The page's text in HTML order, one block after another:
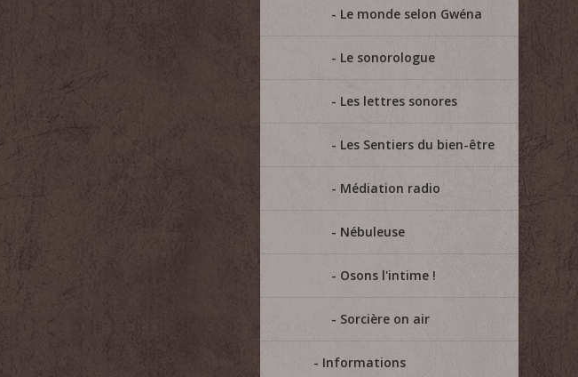
Le monde selon Gwéna
Le sonorologue
Les lettres sonores
Les Sentiers du bien-être
Médiation radio
Nébuleuse
Osons l'intime !
Sorcière on air
Informations